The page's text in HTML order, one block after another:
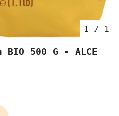
1 / 1
500 G - ALCE